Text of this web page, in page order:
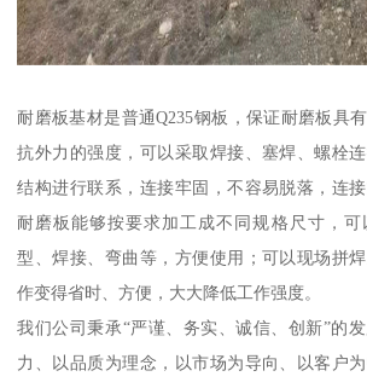
耐磨板基材是普通Q235钢板，保证耐磨板具
抗外力的强度，可以采取焊接、塞焊、螺栓
结构进行联系，连接牢固，不容易脱落，连
耐磨板能够按要求加工成不同规格尺寸，
型、焊接、弯曲等，方便使用；可以现场拼
作变得省时、方便，大大降低工作强度。
我们公司秉承“严谨、务实、诚信、创新”的
力、以品质为理念，以市场为导向、以客户